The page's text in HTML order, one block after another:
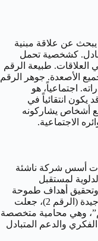
يبحث عن علاقة مبنية
كشخصية تحمل
طبيعة الرقم
جميع الأصعدة. جوهر الرقم
اجتماعياً، هو
انتقائياً في
مع أشخاص يشاركونه
الاجتماعية.
برمجيات أسس شركة ناشئة
لمستقبل
وتحقيق أهداف طموحة
(تأثير الرقم 8 والرقم 1)، مع مهارات تفاوض جيدة (الرقم 2)، جعلت
وهي محامية متخصصة
والدعم المتبادل